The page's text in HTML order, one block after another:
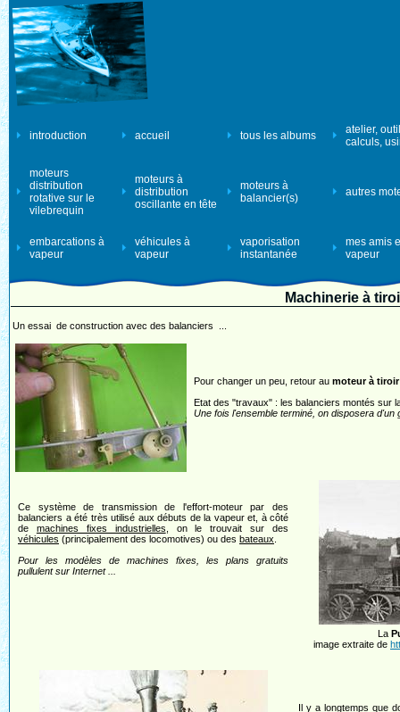
introduction accueil tous les albums
atelier,
calculs,
moteurs
distribution
rotative sur le
vilebrequin
moteurs à
distribution
oscillante en tête
moteurs à
balancier(s)
autres
embarcations à
vapeur
véhicules à
vapeur
vaporisation
instantanée
mes amis
vapeur
Machinerie à
Un essai de construction avec des balanciers ...
Pour changer un peu, retour au moteur à
Etat des "travaux" : les balanciers montés sur
Une fois l'ensemble terminé, on disposera
Ce système de transmission de l'effort-moteur par des
balanciers a été très utilisé aux débuts de la vapeur et, à côté
de machines fixes industrielles , on le trouvait sur des
véhicules (principalement des locomotives) ou des bateaux
Pour les modèles de machines fixes, les plans gratuits
pullulent sur Internet ...
La
image extraite de
Il y a longtemps que